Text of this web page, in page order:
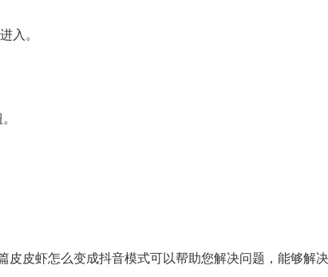
入。
皮虾怎么变成抖音模式可以帮助您解决问题，能够解